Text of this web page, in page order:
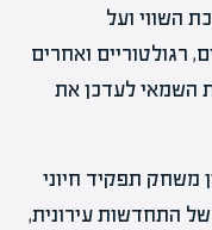
השווי ועל
רגולטוריים ואחרים
השמאי לעדכן את
משחק תפקיד חיוני
התחדשות עירונית,